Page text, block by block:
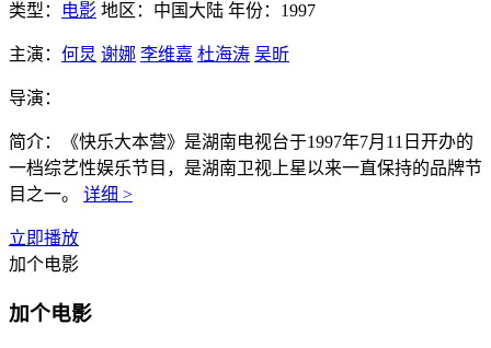
类型： 电影 地区： 中国大陆 年份： 1997
主演： 何炅 谢娜 李维嘉 杜海涛 吴昕
导演：
简介：
《快乐大本营》是湖南电视台于1997年7月11日开办的
一档综艺性娱乐节目，是湖南卫视上星以来一直保持的品牌节
目之一。 详细 >
立即播放
加个电影
加个电影